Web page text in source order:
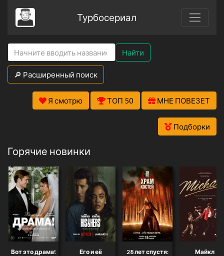
Турбосериал
Найти
🔎 Расширенный поиск
Я смотрю ТОП 50 МНЕ ПОВЕЗЕТ
Подборки
Горячие новинки
Вот это драма! Его и её
28 лет спустя:
Майкл